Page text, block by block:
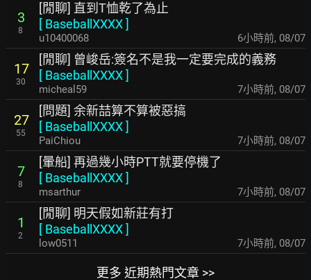
3
8
[閒聊] 直到T恤乾了為止
[ BaseballXXXX]
u10400068 6小時前, 08/07
17
30
[閒聊] 曾峻岳:簽名不是我一定要完成的義務
[ BaseballXXXX]
micheal59 7小時前, 08/07
27
55
[問題] 余新喆算不算被惡搞
[ BaseballXXXX]
PaiChiou 7小時前, 08/07
7
8
[暈船] 再過幾小時PTT就要停機了
[ BaseballXXXX]
msarthur 7小時前, 08/07
1
2
[閒聊] 明天假如新莊有打
[ BaseballXXXX]
low0511 7小時前, 08/07
更多 近期熱門文章 >>